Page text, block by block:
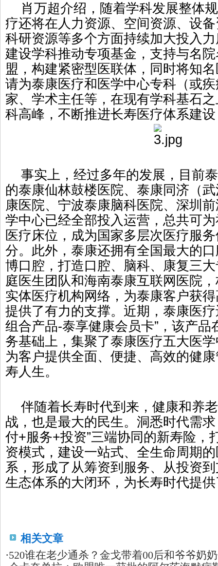
肖万超介绍，随着学科发展整体
疗还将在人力资源、空间资源、设
科研资源等多个方面持续加大投入
建设学科推动专项基金，支持与名
盟，构建紧密型医联体，同时将知
请为泰康医疗和医学中心专科（或
家、学术主任等，在现有学科基石
科高峰，不断推进长寿医疗体系建
事实上，经过多年的发展，目前
的泰康仙林鼓楼医院、泰康同济（
康医院、宁波泰康脑科医院、深圳
学中心已经全部投入运营，总共可
医疗床位，成为国家多层次医疗服
分。此外，泰康还拥有全国最大的
博口腔，打造口腔、脑科、康复三
庭医生团队和海南泰康互联网医院
实体医疗机构网络，为泰康客户获
提供了有力的支撑。近期，泰康医
组合产品-泰享健康会员卡”，该产品
务基础上，集聚了泰康医疗五大医
为客户提供全面、便捷、高效的健
寿人生。
伴随着长寿时代到来，健康和养
战，也是最大的民生。洞悉时代需
付+服务+投资”三端协同的新寿险，
资模式，建设一站式、全生命周期
系，形成了从筹资到服务、从投资
生态体系的大闭环，为长寿时代提
相关文章
·520谁在老少通杀？金戈带着00后和爷爷奶